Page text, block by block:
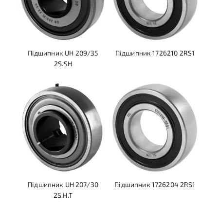
Підшипник UH 209/35
2S.SH
Підшипник 1726210 2RS1
Підшипник UH 207/30
2S.H.T
Підшипник 1726204 2RS1